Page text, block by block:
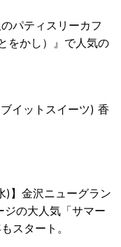
パティスリーカフ
をかし）』で人気の
イットスイーツ) 香
)】金沢ニューグラン
ジの大人気「サマー
スタート。